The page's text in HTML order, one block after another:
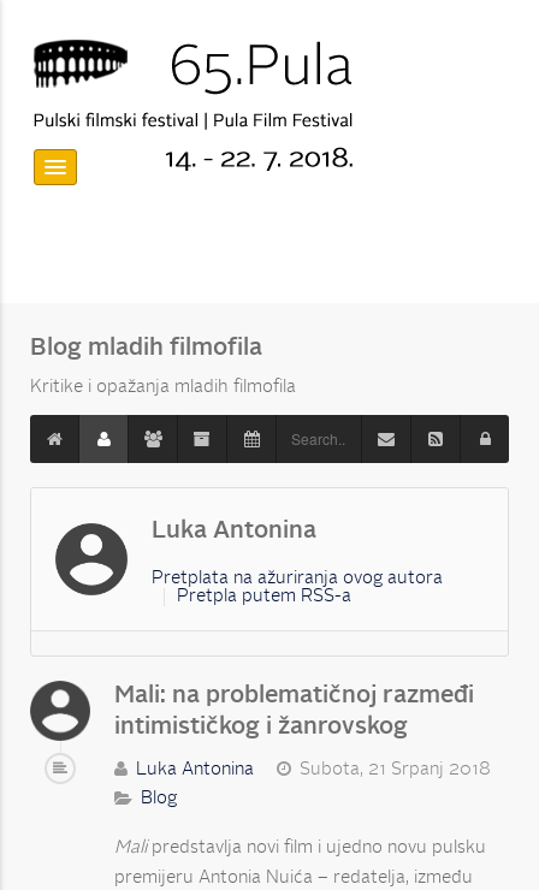
Blog mladih filmofila
Kritike i opažanja mladih filmofila
Luka Antonina
Pretplata na ažuriranja ovog autora
Pretpla putem RSS-a
Mali: na problematičnoj razmeđi
intimističkog i žanrovskog
Luka Antonina
Subota, 21 Srpanj 2018
Blog
Malipredstavlja novi film i ujedno novu pulsku
premijeru Antonia Nuića – redatelja, između